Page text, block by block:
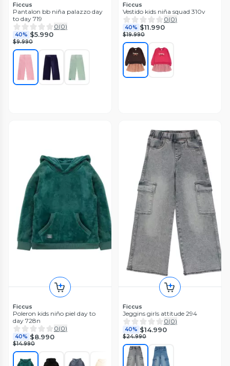
Ficcus
Pantalon bb niña palazzo day
to day 719
0(0)
40% $5.990
$9.990
Ficcus
Vestido kids niña squad 310v
0(0)
40% $11.990
$19.990
Ficcus
Poleron kids niño piel day to
day 728n
0(0)
40% $8.990
$14.990
Ficcus
Jeggins girls attitude 294
0(0)
40% $14.990
$24.990